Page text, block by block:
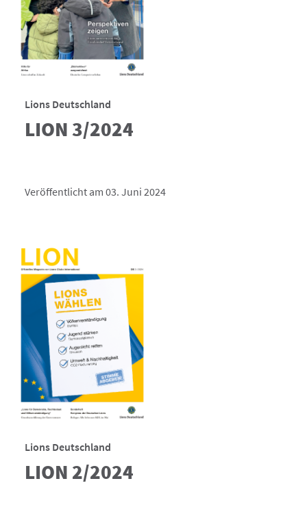
Lions Deutschland
LION 3/2024
Veröffentlicht am 03. Juni 2024
Lions Deutschland
LION 2/2024